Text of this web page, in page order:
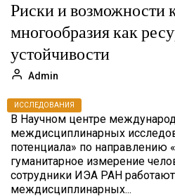
Риски и возможности
многообразия как
устойчивости
Admin
ИССЛЕДОВАНИЯ
В Научном центре
междисциплинарных
потенциала» по направлению
гуманитарное измерение
сотрудники ИЭА РАН
междисциплинарных...